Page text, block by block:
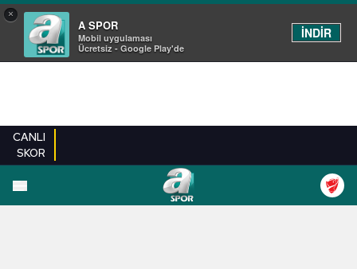
×
A SPOR
Mobil uygulaması
Ücretsiz - Google Play'de
İNDİR
CANLI
SKOR